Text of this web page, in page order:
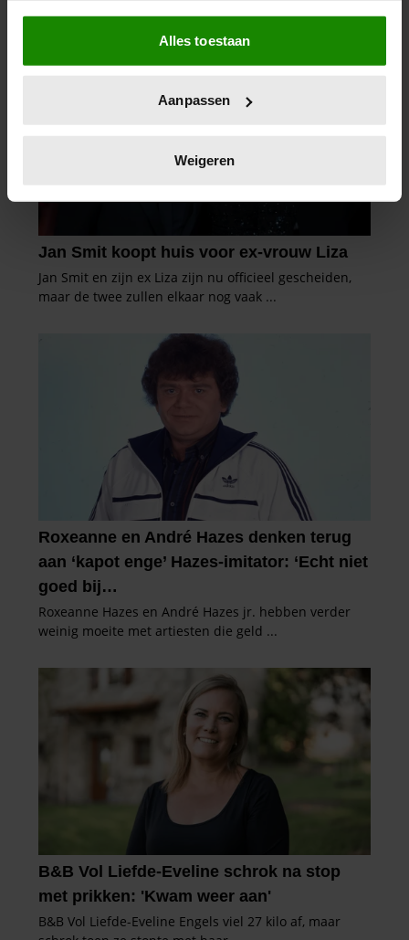
Als u het toestaat, willen we ook graag:
Informatie verzamelen over uw geografische
locatie, die tot een paar meter nauwkeurig kan zijn
scannen op specifieke eigenschappen (fingerprinting)
verwerkt en stel uw voorkeuren in het
intrekken in de Cookieverklaring.
We gebruiken cookies om content en advertenties te
personaliseren, om functies voor social media te bieden
en om ons websiteverkeer te analyseren. Ook delen we
informatie over uw gebruik van onze site met onze
partners voor social media, adverteren en analyse. Deze
partners kunnen deze gegevens combineren met andere
informatie die u aan ze heeft verstrekt of die ze hebben
verzameld op basis van uw gebruik van hun services. U
gaat akkoord met onze cookies als u onze website blijft
Alles toestaan
Aanpassen
Weigeren